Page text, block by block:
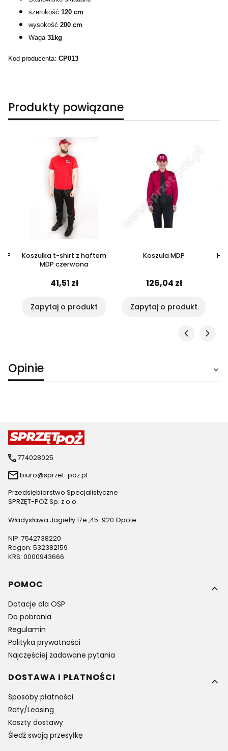
szerokość 120 cm
wysokość 200 cm
Waga 31kg
Kod producenta: CP013
Produkty powiązane
Koszulka t-shirt z haftem
MDP czerwona
41,51 zł
Zapytaj o produkt
Koszula MDP
126,04 zł
Zapytaj o produkt
Opinie
774028025
biuro@sprzet-poz.pl
Przedsiębiorstwo Specjalistyczne
SPRZĘT-POŻ Sp. z o.o.
Władysława Jagiełły 17e ,45-920 Opole
NIP: 7542738220
Regon: 532382159
KRS: 0000943666
Linki w stopce
POMOC
Dotacje dla OSP
Do pobrania
Regulamin
Polityka prywatności
Najczęściej zadawane pytania
DOSTAWA I PŁATNOŚCI
Sposoby płatności
Raty/Leasing
Koszty dostawy
Śledź swoją przesyłkę